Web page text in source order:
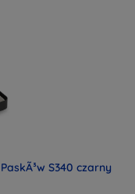
S340 czarny